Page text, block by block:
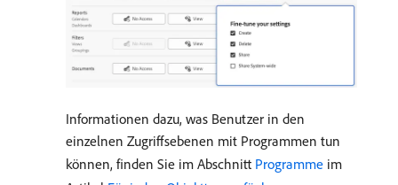
Informationen dazu, was Benutzer in den
einzelnen Zugriffsebenen mit Programmen tun
können, finden Sie im Abschnitt Programme im